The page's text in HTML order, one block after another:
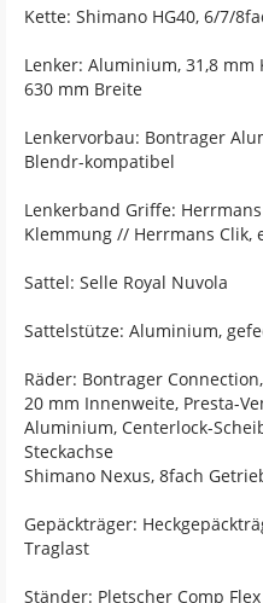
Kette: Shimano HG40, 6/7/
Lenker: Aluminium, 31,8 mm
630 mm Breite
Lenkervorbau: Bontrager
Blendr-kompatibel
Lenkerband Griffe:
Klemmung // Herrmans Clik,
Sattel: Selle Royal Nuvola
Sattelstütze: Aluminium,
Räder: Bontrager
20 mm Innenweite, Presta-
Aluminium, Centerlock-
Steckachse
Shimano Nexus, 8fach
Gepäckträger:
Traglast
Ständer: Pletscher Comp